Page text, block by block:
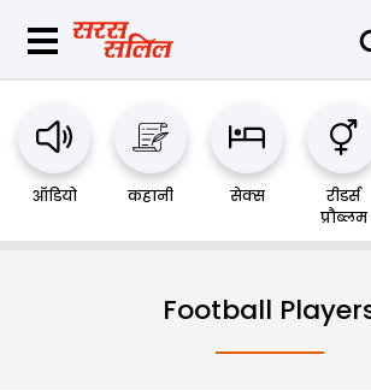
ऑडियो कहानी सेक्स
रीडर्स
प्रौब्लम
Football